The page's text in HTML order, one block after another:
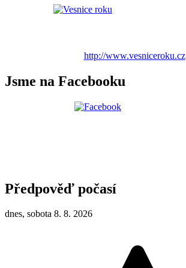
http://www.vesniceroku.cz
Jsme na Facebooku
Předpověď počasí
dnes, sobota 8. 8. 2026